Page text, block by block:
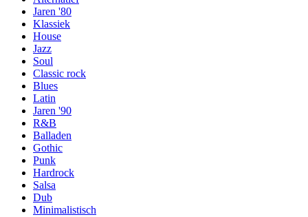
Jaren '80
Klassiek
House
Jazz
Soul
Classic rock
Blues
Latin
Jaren '90
R&B
Balladen
Gothic
Punk
Hardrock
Salsa
Dub
Minimalistisch